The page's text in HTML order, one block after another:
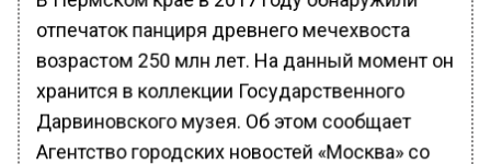
отпечаток панциря древнего мечехвоста
возрастом 250 млн лет. На данный момент он
хранится в коллекции Государственного
Дарвиновского музея. Об этом сообщает
Агентство городских новостей «Москва» со